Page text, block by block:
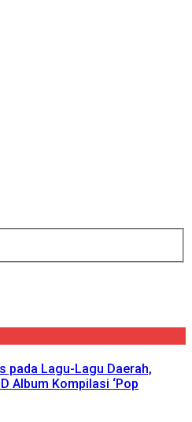
pada Lagu-Lagu Daerah,
Album Kompilasi ‘Pop